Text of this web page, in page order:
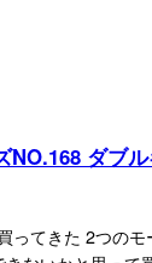
NO.168 ダブ
ってきた 2つのモ